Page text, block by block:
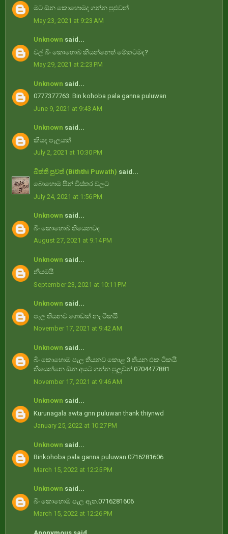
මට ඕන කොහොමද ගන්න පුළුවන්
May 23, 2021 at 9:23 AM
Unknown said...
වල් බිං කොහොබ කියන්නෙත් මේකටමද?
May 29, 2021 at 2:23 PM
Unknown said...
0777377763. Bin kohoba pala ganna puluwan
June 9, 2021 at 9:43 AM
Unknown said...
කියද පැලයක්
July 2, 2021 at 10:30 PM
බිත්ති පුවත් (Biththi Puwath) said...
බොහොම පින් විස්තර වලට
July 24, 2021 at 1:56 PM
Unknown said...
බිං කොහොබ තියෙනවද
August 27, 2021 at 9:14 PM
Unknown said...
නියමයි
September 23, 2021 at 10:11 PM
Unknown said...
පැල තියනව ගොඩක් නෑ ටිකයි
November 17, 2021 at 9:42 AM
Unknown said...
බිං කොහොඹ පැල තියනව කොළ 3 තියන එක ටිකයි
තියෙන්නෙ ඕන අයට ගන්න පුලුවන් 0704477881
November 17, 2021 at 9:46 AM
Unknown said...
Kurunagala awta gnn puluwan thank thiynwd
January 25, 2022 at 10:27 PM
Unknown said...
Binkohoba pala ganna puluwan 0716281606
March 15, 2022 at 12:25 PM
Unknown said...
බිං කොහොඹ පැල ඇත.0716281606
March 15, 2022 at 12:26 PM